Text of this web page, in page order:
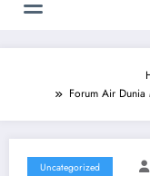
Forum Air Dunia
Uncategorized